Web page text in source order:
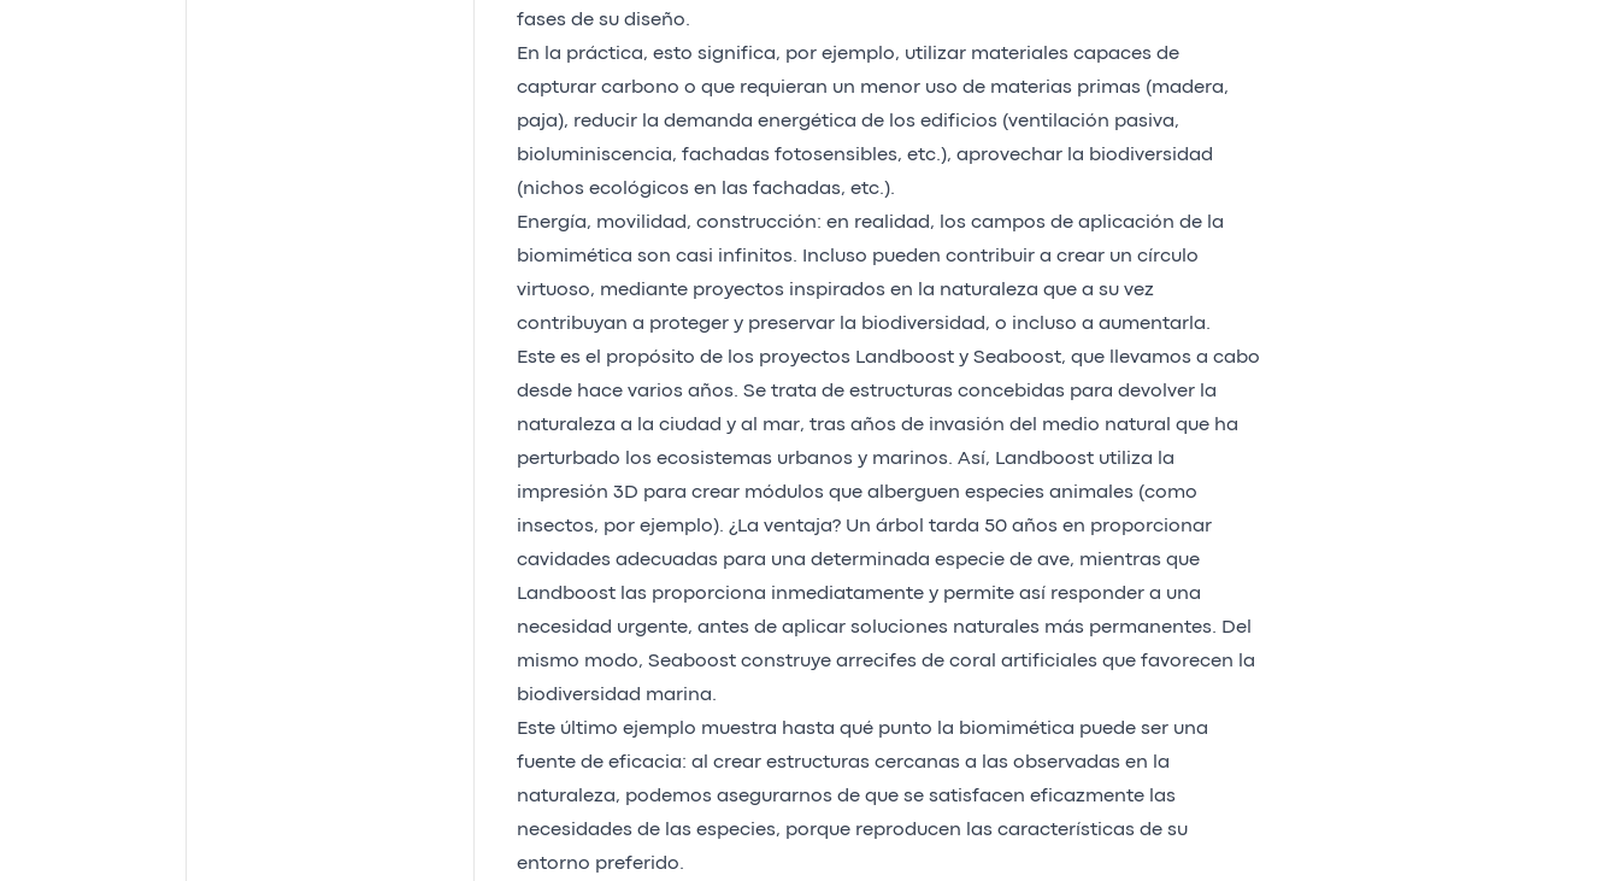
fases de su diseño.
En la práctica, esto significa, por ejemplo, utilizar materiales capaces de
capturar carbono o que requieran un menor uso de materias primas (madera,
paja), reducir la demanda energética de los edificios (ventilación pasiva,
bioluminiscencia, fachadas fotosensibles, etc.), aprovechar la biodiversidad
(nichos ecológicos en las fachadas, etc.).
Energía, movilidad, construcción: en realidad, los campos de aplicación de la
biomimética son casi infinitos. Incluso pueden contribuir a crear un círculo
virtuoso, mediante proyectos inspirados en la naturaleza que a su vez
contribuyan a proteger y preservar la biodiversidad, o incluso a aumentarla.
Este es el propósito de los proyectos Landboost y Seaboost, que llevamos a cabo
desde hace varios años. Se trata de estructuras concebidas para devolver la
naturaleza a la ciudad y al mar, tras años de invasión del medio natural que ha
perturbado los ecosistemas urbanos y marinos. Así, Landboost utiliza la
impresión 3D para crear módulos que alberguen especies animales (como
insectos, por ejemplo). ¿La ventaja? Un árbol tarda 50 años en proporcionar
cavidades adecuadas para una determinada especie de ave, mientras que
Landboost las proporciona inmediatamente y permite así responder a una
necesidad urgente, antes de aplicar soluciones naturales más permanentes. Del
mismo modo, Seaboost construye arrecifes de coral artificiales que favorecen la
biodiversidad marina.
Este último ejemplo muestra hasta qué punto la biomimética puede ser una
fuente de eficacia: al crear estructuras cercanas a las observadas en la
naturaleza, podemos asegurarnos de que se satisfacen eficazmente las
necesidades de las especies, porque reproducen las características de su
entorno preferido.